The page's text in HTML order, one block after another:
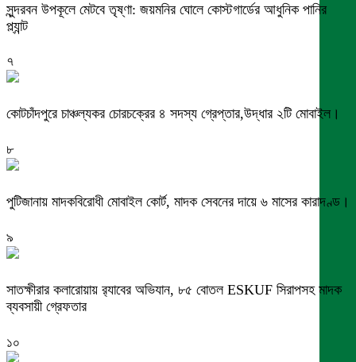
সুন্দরবন উপকূলে মেটবে তৃষ্ণা: জয়মনির ঘোলে কোস্টগার্ডের আধুনিক পানির
প্ল্যান্ট
৭
কোটচাঁদপুরে চাঞ্চল্যকর চোরচক্রের ৪ সদস্য গ্রেপ্তার,উদ্ধার ২টি মোবাইল।
৮
পুটিজানায় মাদকবিরোধী মোবাইল কোর্ট, মাদক সেবনের দায়ে ৬ মাসের কারাদণ্ড।
৯
সাতক্ষীরার কলারোয়ায় র‍্যাবের অভিযান, ৮৫ বোতল ESKUF সিরাপসহ মাদক
ব্যবসায়ী গ্রেফতার
১০